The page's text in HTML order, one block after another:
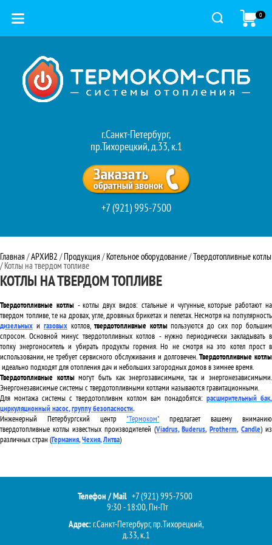
г.Санкт-Петербург,
пр.Тихорецкий, д.33, к.1
+7 (921) 995-7500
0
Главная / АРХИВ2 / Продукция / Котельное оборудование / Твердотопливные котлы
/ Котлы на твердом топливе
КОТЛЫ НА ТВЕРДОМ ТОПЛИВЕ
Твердотопливные котлы- котлы двух видов: стальные и чугунные, которые работают на
твердом топливе, т.е на дровах, угле, дровяных брикетах и пелетах. Несмотря на популярность
дизельных и газовых котлов, твердотопливные котлыпользуются до сих пор большим
спросом. Основной минус твердотопливных котлов - нужно периодически закладывать в
топку энергоноситель и убирать продукты горения. Но не смотря на это котел прост в
использовании, не требует сервисного обслуживания и долговечен.Твердотопливные котлы
идеально подходят для отопления дач и небольших загородных домов в зимнее время.
Твердотопливные котлымогут быть как энергозависимыми, так и энергонезависимыми.
Энергонезависимые системы с твердотопливными котлами называются гравитационными.
Для монтажа системы с твердотопливнм котлом вам понадобятся: расширительный бак,
циркуляционный насос,группу безопасности.
Инженерный Петербургский центр "Термоком"предлагает вашему вниманию
твердотопливные котлы известных производителей (Viadrus,Buderus,Protherm,Candle) из
различных стран (Германия,Чехия,Литва)
Телефон / Mail +7 (921) 995-7500
9:30 - 18:00, Пн-Пт
Адрес:г.Санкт-Петербург, пр.Тихорецкий,
д.33, к.1